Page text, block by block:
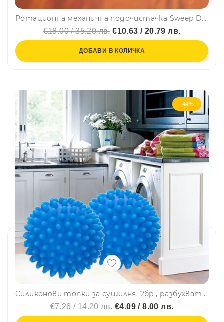
Ротационна механична подочистачка Sweep Drag - бързо, лесно, чисто
€18.00 / 35.20 лв.€10.63 / 20.79 лв.
ДОБАВИ В КОЛИЧКА
-44%
Силиконови топки за сушилня, 2бр., разбухват и съживяват тъканите
€7.26 / 14.20 лв.€4.09 / 8.00 лв.